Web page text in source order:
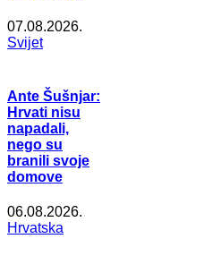
07.08.2026.
Svijet
Ante Šušnjar:
Hrvati nisu
napadali,
nego su
branili svoje
domove
06.08.2026.
Hrvatska